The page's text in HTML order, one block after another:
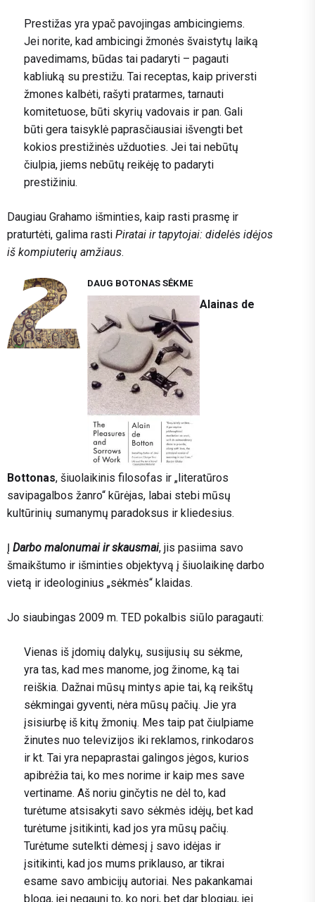
Prestižas yra ypač pavojingas ambicingiems.
Jei norite, kad ambicingi žmonės švaistytų laiką
pavedimams, būdas tai padaryti – pagauti
kabliuką su prestižu. Tai receptas, kaip priversti
žmones kalbėti, rašyti pratarmes, tarnauti
komitetuose, būti skyrių vadovais ir pan. Gali
būti gera taisyklė paprasčiausiai išvengti bet
kokios prestižinės užduoties. Jei tai nebūtų
čiulpia, jiems nebūtų reikėję to padaryti
prestižiniu.
Daugiau Grahamo išminties, kaip rasti prasmę ir
praturtėti, galima rasti Piratai ir tapytojai: didelės idėjos
iš kompiuterių amžiaus.
DAUG BOTONAS SĖKME
Alainas de
Bottonas, šiuolaikinis filosofas ir „literatūros
savipagalbos žanro“ kūrėjas, labai stebi mūsų
kultūrinių sumanymų paradoksus ir kliedesius.
Į Darbo malonumai ir skausmai, jis pasiima savo
šmaikštumo ir išminties objektyvą į šiuolaikinę darbo
vietą ir ideologinius „sėkmės“ klaidas.
Jo siaubingas 2009 m. TED pokalbis siūlo paragauti:
Vienas iš įdomių dalykų, susijusių su sėkme,
yra tas, kad mes manome, jog žinome, ką tai
reiškia. Dažnai mūsų mintys apie tai, ką reikštų
sėkmingai gyventi, nėra mūsų pačių. Jie yra
įsisiurbę iš kitų žmonių. Mes taip pat čiulpiame
žinutes nuo televizijos iki reklamos, rinkodaros
ir kt. Tai yra nepaprastai galingos jėgos, kurios
apibrėžia tai, ko mes norime ir kaip mes save
vertiname. Aš noriu ginčytis ne dėl to, kad
turėtume atsisakyti savo sėkmės idėjų, bet kad
turėtume įsitikinti, kad jos yra mūsų pačių.
Turėtume sutelkti dėmesį į savo idėjas ir
įsitikinti, kad jos mums priklauso, ar tikrai
esame savo ambicijų autoriai. Nes pakankamai
bloga, jei negauni to, ko nori, bet dar blogiau, jei